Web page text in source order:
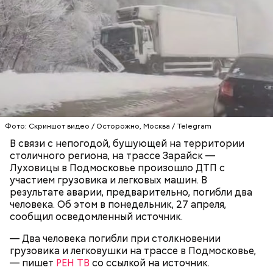
Фото: Скриншот видео / Осторожно, Москва / Telegram
В связи с непогодой, бушующей на территории
столичного региона, на трассе Зарайск —
Луховицы в Подмосковье произошло ДТП с
участием грузовика и легковых машин. В
результате аварии, предварительно, погибли два
человека. Об этом в понедельник, 27 апреля,
сообщил осведомленный источник.
— Два человека погибли при столкновении
грузовика и легковушки на трассе в Подмосковье,
— пишет РЕН ТВ со ссылкой на источник.
Родственники обналичивали деньги и возвращали
их Гасанову. А чтобы пользоваться деньгами и не
вызвать подозрений у налоговой, Гасанов либо
распределял их между еще несколькими счетами,
либопокупал на них квартиры.
Блогеру грозило до семи лет лишения свободы.
— Мы съездили за витаминами, вернулись обратно,
поднялись домой. У него ухудшилось самочувствие
через сутки... Его увезли в больницу,
реанимировали, и там он скончался, — рассказывал
Миссюра на допросе.
Видео: пресс-служба ГСУ СК по Московской области